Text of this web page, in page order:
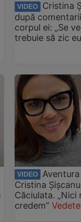
VIDEO
Cristina
după
corpul ei: „Se
trebuie să zic
VIDEO
Cristina
Căciulata. „Nici
credem”